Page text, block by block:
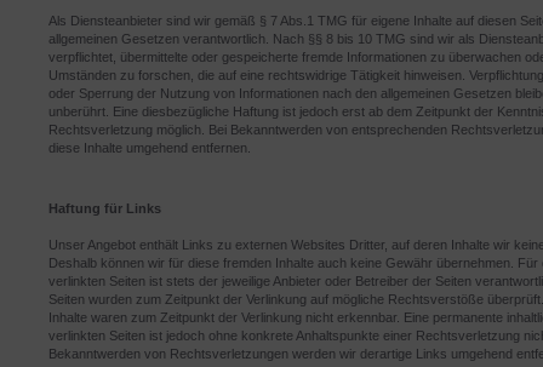
Als Diensteanbieter sind wir gemäß § 7 Abs.1 TMG für eigene Inhalte auf diesen
allgemeinen Gesetzen verantwortlich. Nach §§ 8 bis 10 TMG sind wir als
verpflichtet, übermittelte oder gespeicherte fremde Informationen zu überwachen
Umständen zu forschen, die auf eine rechtswidrige Tätigkeit hinweisen.
oder Sperrung der Nutzung von Informationen nach den allgemeinen Gesetzen
unberührt. Eine diesbezügliche Haftung ist jedoch erst ab dem Zeitpunkt der
Rechtsverletzung möglich. Bei Bekanntwerden von entsprechenden
diese Inhalte umgehend entfernen.
Haftung für Links
Unser Angebot enthält Links zu externen Websites Dritter, auf deren Inhalte wir
Deshalb können wir für diese fremden Inhalte auch keine Gewähr übernehmen. Für
verlinkten Seiten ist stets der jeweilige Anbieter oder Betreiber der Seiten
Seiten wurden zum Zeitpunkt der Verlinkung auf mögliche Rechtsverstöße
Inhalte waren zum Zeitpunkt der Verlinkung nicht erkennbar. Eine permanente
verlinkten Seiten ist jedoch ohne konkrete Anhaltspunkte einer Rechtsverletzung
Bekanntwerden von Rechtsverletzungen werden wir derartige Links umgehend